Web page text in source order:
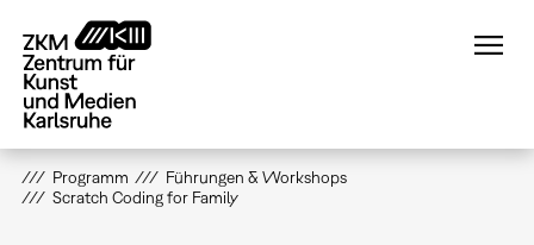
zum
Inhalt
Programm
Führungen & Workshops
Scratch Coding for Family